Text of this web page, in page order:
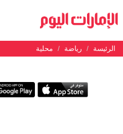
الرئيسة رياضة محلية